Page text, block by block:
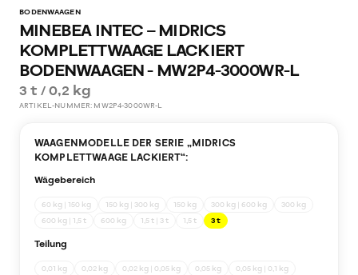
BODENWAAGEN
MINEBEA INTEC – MIDRICS
KOMPLETTWAAGE LACKIERT
BODENWAAGEN - MW2P4-3000WR-L
3 t / 0,2 kg
ARTIKEL-NUMMER: MW2P4-3000WR-L
WAAGENMODELLE DER SERIE „MIDRICS
KOMPLETTWAAGE LACKIERT“:
Wägebereich
60 kg | 150 kg 150 kg | 300 kg 150 kg 300 kg | 600 kg
300 kg
600 kg | 1,5 t
600 kg 1,5 t | 3 t 1,5 t 3 t
Teilung
0,01 kg 0,02 kg 0,02 kg | 0,05 kg 0,05 kg
0,05 kg | 0,1 kg